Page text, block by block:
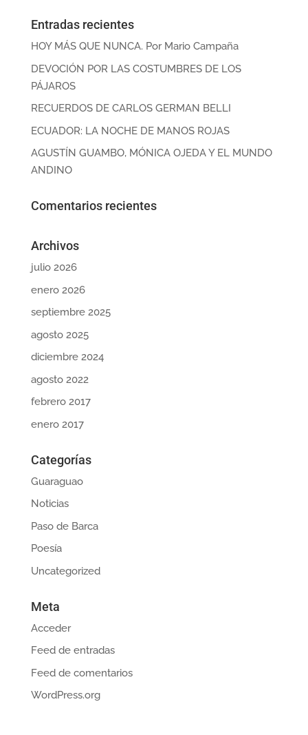
Entradas recientes
HOY MÁS QUE NUNCA. Por Mario Campaña
DEVOCIÓN POR LAS COSTUMBRES DE LOS
PÁJAROS
RECUERDOS DE CARLOS GERMAN BELLI
ECUADOR: LA NOCHE DE MANOS ROJAS
AGUSTÍN GUAMBO, MÓNICA OJEDA Y EL MUNDO
ANDINO
Comentarios recientes
Archivos
julio 2026
enero 2026
septiembre 2025
agosto 2025
diciembre 2024
agosto 2022
febrero 2017
enero 2017
Categorías
Guaraguao
Noticias
Paso de Barca
Poesía
Uncategorized
Meta
Acceder
Feed de entradas
Feed de comentarios
WordPress.org